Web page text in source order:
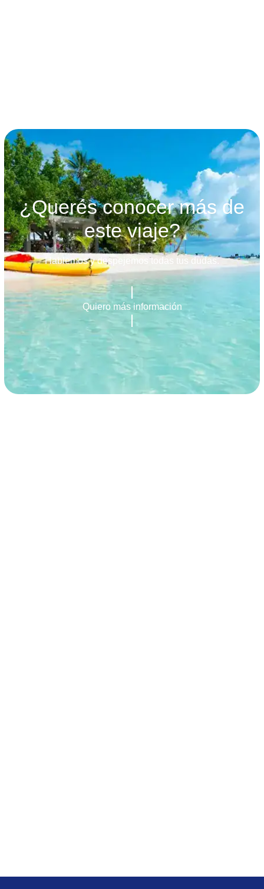
¿Querés conocer más de
este viaje?
Hablemos y despejemos todas tus dudas.
Quiero más información